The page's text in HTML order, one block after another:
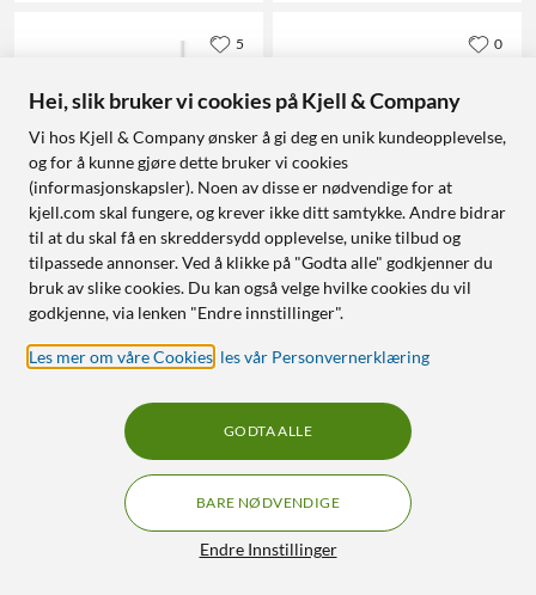
Reolink
Altas PT Ultra Trådløst
4.0 (9)
Høyoppløst 4K-video med
500 dagers batteritid
Skiller mellom mennesker,
dyr og kjøretøy
360-graders automatisk
5
Arlo
Essential 3 XL 2K –
overvåkingskamera 2-pk.
2 390
Finnes i 2 varianter
XL-batteri med opptil 2 års
drift
2K-oppløsning med
fargenattsyn
0
Hei, slik bruker vi cookies på Kjell & Company
Vi hos Kjell & Company ønsker å gi deg en unik kundeopplevelse,
og for å kunne gjøre dette bruker vi cookies
(informasjonskapsler). Noen av disse er nødvendige for at
kjell.com skal fungere, og krever ikke ditt samtykke. Andre bidrar
til at du skal få en skreddersydd opplevelse, unike tilbud og
tilpassede annonser. Ved å klikke på "Godta alle" godkjenner du
bruk av slike cookies. Du kan også velge hvilke cookies du vil
godkjenne, via lenken "Endre innstillinger".
Les mer om våre Cookies les vår Personvernerklæring
Endre Innstillinger
BARE NØDVENDIGE
GODTA ALLE